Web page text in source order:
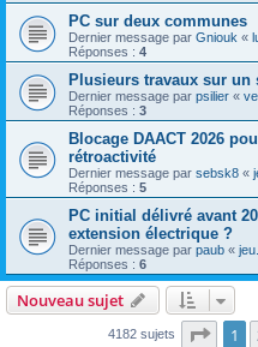
PC sur deux communes
Dernier message par Gniouk «
Réponses : 4
Plusieurs travaux sur un
Dernier message par psilier «
Réponses : 3
Blocage DAACT 2026
rétroactivité
Dernier message par sebsk8 «
Réponses : 5
PC initial délivré avant
extension électrique ?
Dernier message par paub «
Réponses : 6
Nouveau sujet
4182 sujets Page
1